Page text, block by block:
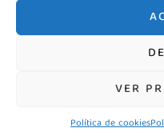
VER
Política de cookies